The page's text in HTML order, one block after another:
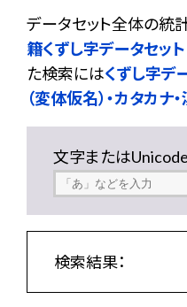
データセット全体の統
籍くずし字データセッ
た検索にはくずし字デ
（変体仮名）・カタカナ・
文字またはUnicode
検索結果：